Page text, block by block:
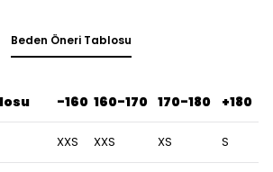
Beden Öneri Tablosu
-160 160-170 170-180 +180
XXS XXS XS S